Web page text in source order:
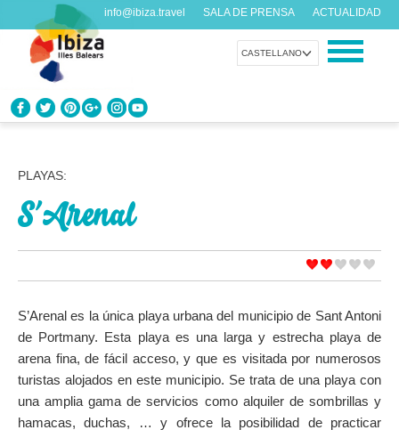
CASTELLANO
info@ibiza.travel SALA DE PRENSA ACTUALIDAD
DISFRUTA IBIZA
Propuestas para todos los gustos
AGENDA
ORGANIZA TU VIAJE
Datos prácticos antes de visitarnos
SOBRE EL MAPA
PLAYAS:
S’Arenal
S’Arenal es la única playa urbana del municipio de Sant Antoni
de Portmany. Esta playa es una larga y estrecha playa de
arena fina, de fácil acceso, y que es visitada por numerosos
turistas alojados en este municipio. Se trata de una playa con
una amplia gama de servicios como alquiler de sombrillas y
hamacas, duchas, … y ofrece la posibilidad de practicar